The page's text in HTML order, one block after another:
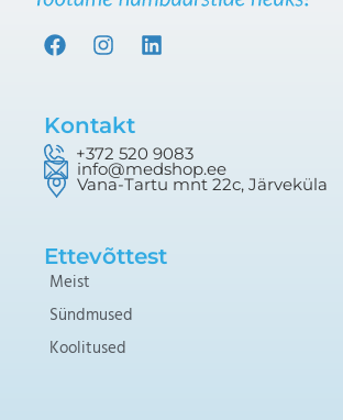
F
a
b
o
o
k
I
n
a
g
r
a
L
i
d
i
n
Kontakt
+372 520 9083
info@medshop.ee
Vana-Tartu mnt 22c, Järveküla
Ettevõttest
Meist
Sündmused
Koolitused